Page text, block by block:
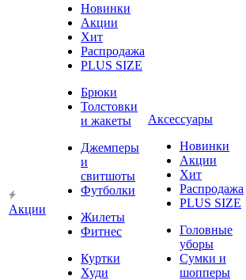
Акции
Новинки
Акции
Хит
Распродажа
PLUS SIZE
Брюки
Толстовки
и жакеты
Джемперы
и
свитшоты
Футболки
Жилеты
Фитнес
Куртки
Худи
Аксессуары
Новинки
Акции
Хит
Распродажа
PLUS SIZE
Головные
уборы
Сумки и
шопперы